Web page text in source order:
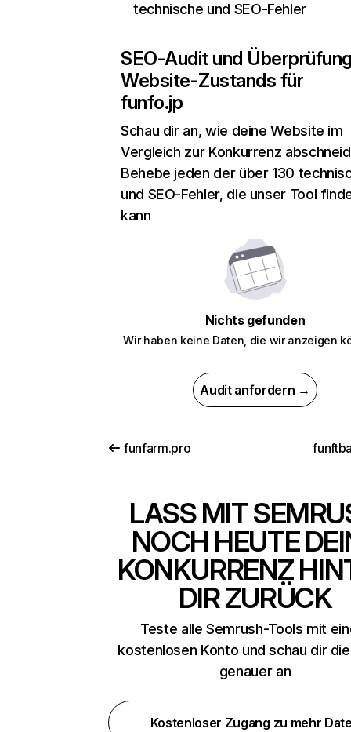
technische und SEO-Fehler
SEO-Audit und
Website-Zustands für
funfo.jp
Schau dir an, wie deine Website im
Vergleich zur Konkurrenz
Behebe jeden der über 130
und SEO-Fehler, die unser Tool
kann
Nichts gefunden
Wir haben keine Daten, die wir anzeigen
Audit anfordern →
funfarm.pro
LASS MIT
NOCH HEUTE
KONKURRENZ
DIR ZURÜCK
Teste alle Semrush-Tools mit
kostenlosen Konto und schau dir
genauer an
Kostenloser Zugang zu mehr